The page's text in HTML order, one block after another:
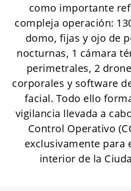
como importante
compleja operación:
domo, fijas y ojo de
nocturnas, 1 cámara
perimetrales, 2
corporales y software
facial. Todo ello
vigilancia llevada a
Control Operativo
exclusivamente para
interior de la